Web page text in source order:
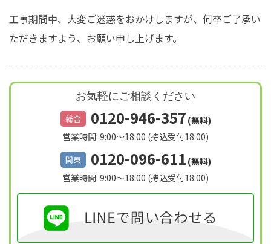
工事期間中、大変ご迷惑をおかけしますが、何卒ご了承い
ただきますよう、お願い申し上げます。
お気軽にご相談ください
総合 0120-946-357 (無料)
営業時間: 9:00～18:00 (持込受付18:00)
関東 0120-096-611 (無料)
営業時間: 9:00～18:00 (持込受付18:00)